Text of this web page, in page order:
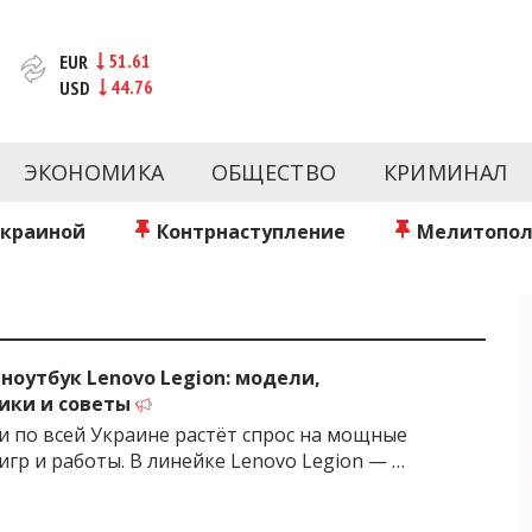
и сайт новостей города Запорожья. Каждый
области за день. Информация и персоны Запорожья.
о событиях города Запорожья и области.
EUR
51.61
USD
44.76
ЭКОНОМИКА ОБЩЕСТВО КРИМИНАЛ
Контрнаступление
Lenovo Legion: модели,
и советы
по всей Украине растёт спрос на мощные
и работы. В линейке Lenovo Legion — …